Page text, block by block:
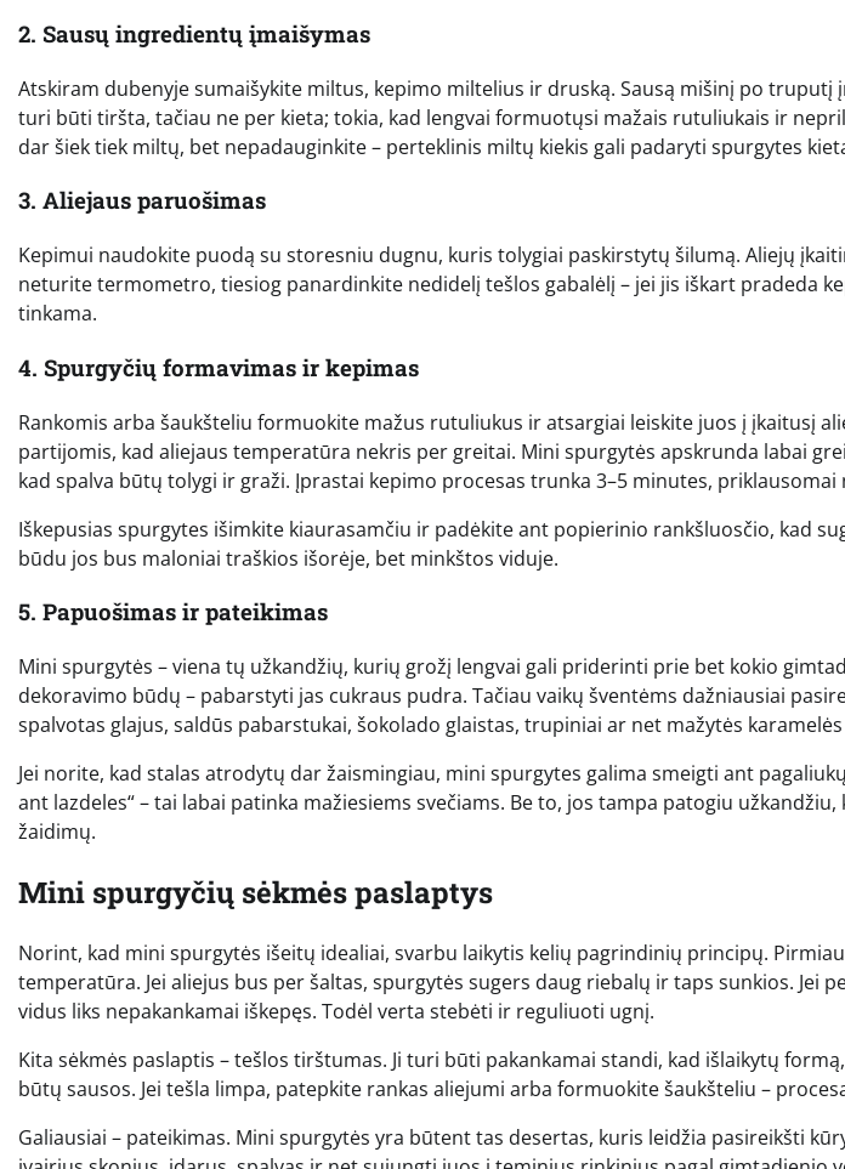
2. Sausų ingredientų įmaišymas
Atskiram dubenyje sumaišykite miltus, kepimo miltelius ir druską. Sausą mišinį po truputį
turi būti tiršta, tačiau ne per kieta; tokia, kad lengvai formuotųsi mažais rutuliukais ir
dar šiek tiek miltų, bet nepadauginkite – perteklinis miltų kiekis gali padaryti spurgytes
3. Aliejaus paruošimas
Kepimui naudokite puodą su storesniu dugnu, kuris tolygiai paskirstytų šilumą. Aliejų
neturite termometro, tiesiog panardinkite nedidelį tešlos gabalėlį – jei jis iškart pradeda
tinkama.
4. Spurgyčių formavimas ir kepimas
Rankomis arba šaukšteliu formuokite mažus rutuliukus ir atsargiai leiskite juos į įkaitusį
partijomis, kad aliejaus temperatūra nekris per greitai. Mini spurgytės apskrunda labai
kad spalva būtų tolygi ir graži. Įprastai kepimo procesas trunka 3–5 minutes, priklausomai
Iškepusias spurgytes išimkite kiaurasamčiu ir padėkite ant popierinio rankšluosčio, kad
būdu jos bus maloniai traškios išorėje, bet minkštos viduje.
5. Papuošimas ir pateikimas
Mini spurgytės – viena tų užkandžių, kurių grožį lengvai gali priderinti prie bet kokio
dekoravimo būdų – pabarstyti jas cukraus pudra. Tačiau vaikų šventėms dažniausiai
spalvotas glajus, saldūs pabarstukai, šokolado glaistas, trupiniai ar net mažytės
Jei norite, kad stalas atrodytų dar žaismingiau, mini spurgytes galima smeigti ant
ant lazdeles“ – tai labai patinka mažiesiems svečiams. Be to, jos tampa patogiu
žaidimų.
Mini spurgyčių sėkmės paslaptys
Norint, kad mini spurgytės išeitų idealiai, svarbu laikytis kelių pagrindinių principų.
temperatūra. Jei aliejus bus per šaltas, spurgytės sugers daug riebalų ir taps sunkios. Jei
vidus liks nepakankamai iškepęs. Todėl verta stebėti ir reguliuoti ugnį.
Kita sėkmės paslaptis – tešlos tirštumas. Ji turi būti pakankamai standi, kad išlaikytų
būtų sausos. Jei tešla limpa, patepkite rankas aliejumi arba formuokite šaukšteliu –
Galiausiai – pateikimas. Mini spurgytės yra būtent tas desertas, kuris leidžia pasireikšti